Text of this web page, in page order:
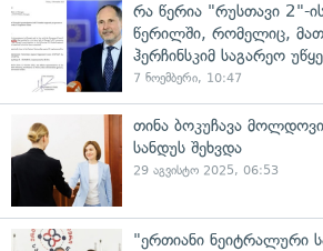
რა წერია "რუსთავი 2"-
წერილში, რომელიც,
ჰერჩინსკიმ საგარეო
7 ნოემბერი, 10:47
თინა ბოკუჩავა
სანდუს შეხვდა
29 აგვისტო 2025, 06:53
"ერთიანი ნეიტრალური